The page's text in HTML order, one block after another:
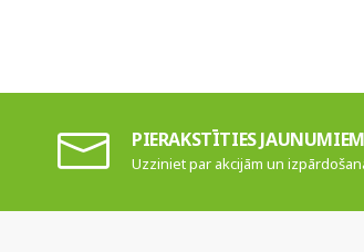
PIERAKSTĪTIES JAUNUMIEM
Uzziniet par akcijām un